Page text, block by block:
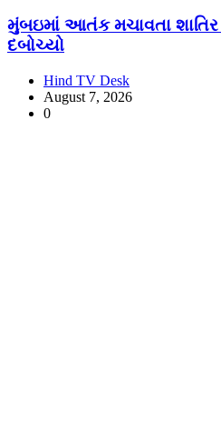
મુંબઇમાં આતંક મચાવતા
દબોચ્યો
Hind TV Desk
August 7, 2026
0